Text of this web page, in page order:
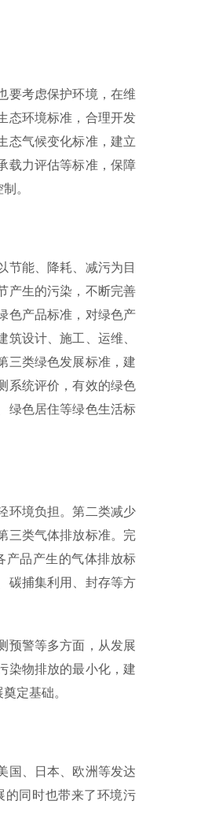
考虑保护环境，在维
态环境标准，合理开发
态气候变化标准，建立
载力评估等标准，保障
。
能、降耗、减污为目
产生的污染，不断完善
色产品标准，对绿色产
设计、施工、运维、
三类绿色发展标准，建
系统评价，有效的绿色
绿色居住等绿色生活标
环境负担。第二类减少
三类气体排放标准。完
产品产生的气体排放标
碳捕集利用、封存等方
警等多方面，从发展
染物排放的最小化，建
定基础。
、日本、欧洲等发达
的同时也带来了环境污